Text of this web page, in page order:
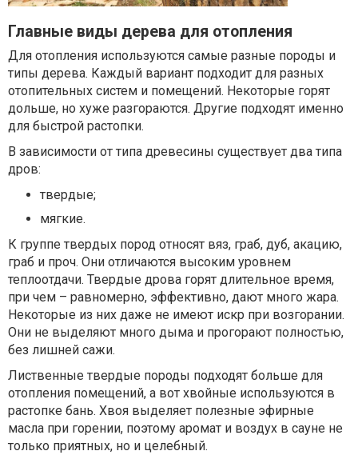
Главные виды дерева для отопления
Для отопления используются самые разные породы и
типы дерева. Каждый вариант подходит для разных
отопительных систем и помещений. Некоторые горят
дольше, но хуже разгораются. Другие подходят именно
для быстрой растопки.
В зависимости от типа древесины существует два типа
дров:
твердые;
мягкие.
К группе твердых пород относят вяз, граб, дуб, акацию,
граб и проч. Они отличаются высоким уровнем
теплоотдачи. Твердые дрова горят длительное время,
при чем – равномерно, эффективно, дают много жара.
Некоторые из них даже не имеют искр при возгорании.
Они не выделяют много дыма и прогорают полностью,
без лишней сажи.
Лиственные твердые породы подходят больше для
отопления помещений, а вот хвойные используются в
растопке бань. Хвоя выделяет полезные эфирные
масла при горении, поэтому аромат и воздух в сауне не
только приятных, но и целебный.